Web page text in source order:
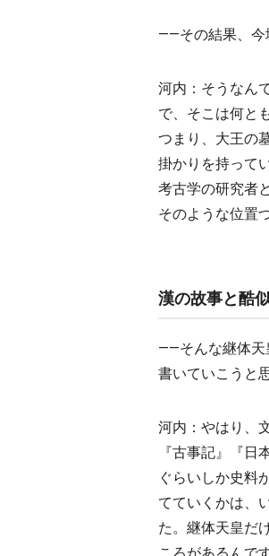
――その結果、今
河内：そうなん
で、そこは何と
つまり、大王の
掛かりを持って
考古学の研究者
そのような位置
漢の故事と酷
――そんな継体天
書いていこうと
河内：やはり、
『古事記』『
ぐらいしか史料
てていくかは、
た。継体天皇だ